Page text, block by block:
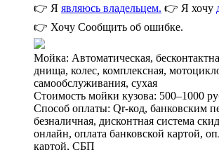
👉 Я являюсь владельцем. 👉 Я хочу
👉 Хочу Сообщить об ошибке.
Мойка: Автоматическая,
днища, колес, комплексная,
самообслуживания, сухая
Стоимость мойки кузова: 500–1000
Способ оплаты: Qr-код, банковским
безналичная, дисконтная система
онлайн, оплата банковской картой,
картой, СБП